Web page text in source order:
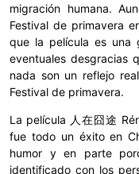
migración humana.
Festival de primavera
que la película es una
eventuales desgracias
nada son un reflejo
Festival de primavera.
La película 人在囧途
fue todo un éxito en
humor y en parte
identificado con los